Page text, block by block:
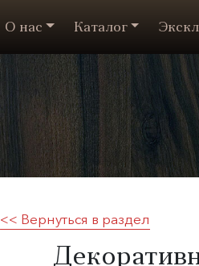
О нас Каталог
<< Вернуться в раздел